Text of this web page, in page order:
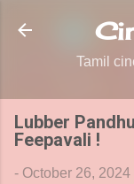
Tamil
Lubber
Feepavali !
- October 26, 2024